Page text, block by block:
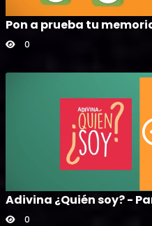
Pon a prueba tu
0
Adivina ¿Quién soy? -
0